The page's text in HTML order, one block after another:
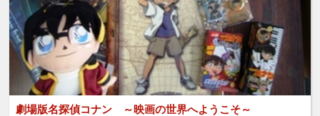
劇場版名探偵コナン ～映画の世界へようこそ～